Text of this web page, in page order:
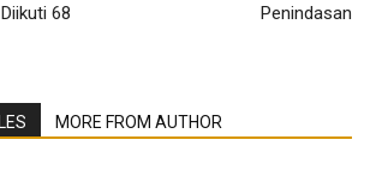
68
Penindasan
MORE FROM AUTHOR